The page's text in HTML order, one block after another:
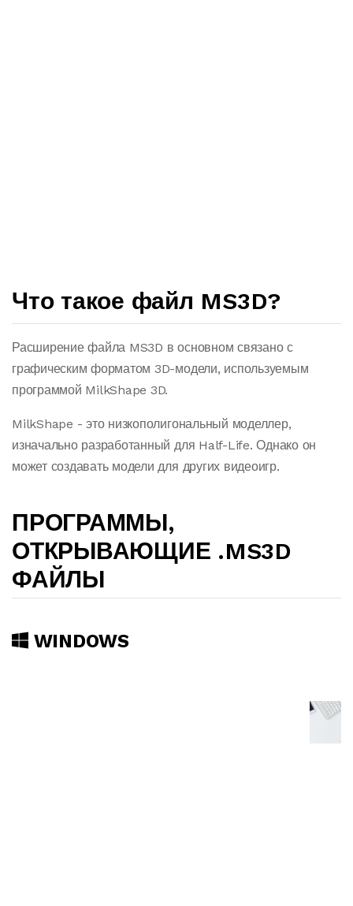
Что такое файл MS3D?
Расширение файла MS3D в основном связано с
графическим форматом 3D-модели, используемым
программой MilkShape 3D.
MilkShape - это низкополигональный моделлер,
изначально разработанный для Half-Life. Однако он
может создавать модели для других видеоигр.
ПРОГРАММЫ,
ОТКРЫВАЮЩИЕ .MS3D
ФАЙЛЫ
WINDOWS